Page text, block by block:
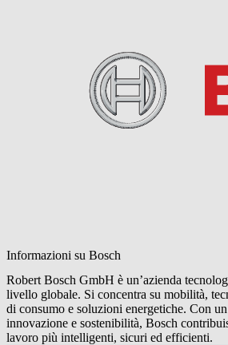
Informazioni su Bosch
Robert Bosch GmbH è un’azienda
livello globale. Si concentra su mobilità,
di consumo e soluzioni energetiche. Con
innovazione e sostenibilità, Bosch
lavoro più intelligenti, sicuri ed efficienti.